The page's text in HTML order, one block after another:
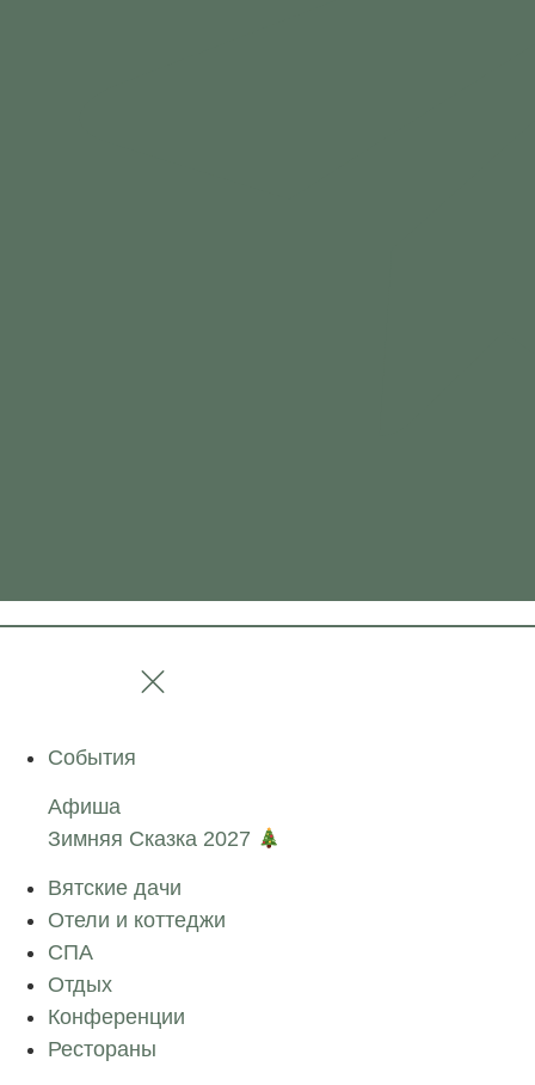
События
Афиша
Зимняя Сказка 2027
Вятские дачи
Отели и коттеджи
СПА
Отдых
Конференции
Рестораны